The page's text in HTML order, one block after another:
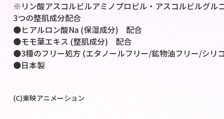
※リン酸アスコルビルアミノプロピル・アスコルビルグル
3つの整肌成分配合
●ヒアルロン酸Na (保湿成分) 配合
●モモ葉エキス (整肌成分) 配合
●3種のフリー処方 (エタノールフリー/鉱物油フリー/シリ
●日本製
(C)東映アニメーション